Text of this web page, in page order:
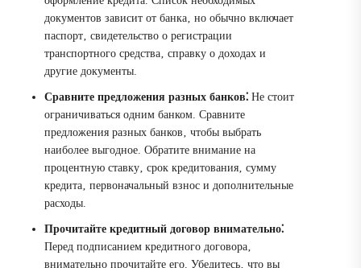
документов зависит от банка‚ но обычно включает
паспорт‚ свидетельство о регистрации
транспортного средства‚ справку о доходах и
другие документы.
Сравните предложения разных банков⁚ Не стоит
ограничиваться одним банком. Сравните
предложения разных банков‚ чтобы выбрать
наиболее выгодное. Обратите внимание на
процентную ставку‚ срок кредитования‚ сумму
кредита‚ первоначальный взнос и дополнительные
расходы.
Прочитайте кредитный договор внимательно⁚
Перед подписанием кредитного договора‚
внимательно прочитайте его. Убедитесь‚ что вы